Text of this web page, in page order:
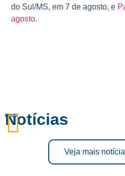
do Sul/MS, em 7 de agosto, e
agosto.
Notícias
Veja mais